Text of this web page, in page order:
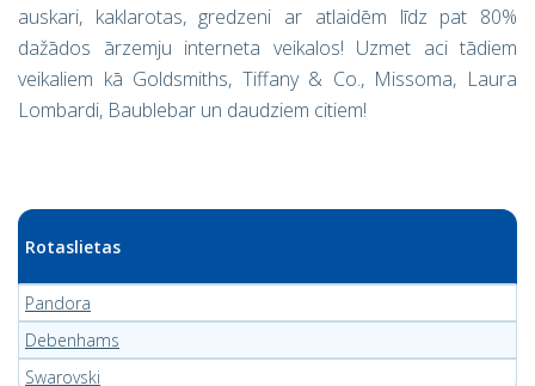
auskari, kaklarotas, gredzeni ar atlaidēm līdz pat 80%
dažādos ārzemju interneta veikalos! Uzmet aci tādiem
veikaliem kā Goldsmiths, Tiffany & Co., Missoma, Laura
Lombardi, Baublebar un daudziem citiem!
Rotaslietas
Pandora
Debenhams
Swarovski